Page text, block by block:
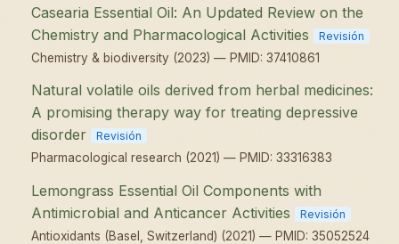
Casearia Essential Oil: An Updated Review on the
Chemistry and Pharmacological Activities
Revisión
Chemistry & biodiversity (2023) — PMID: 37410861
Natural volatile oils derived from herbal medicines:
A promising therapy way for treating depressive
disorder
Revisión
Pharmacological research (2021) — PMID: 33316383
Lemongrass Essential Oil Components with
Antimicrobial and Anticancer Activities
Revisión
Antioxidants (Basel, Switzerland) (2021) — PMID: 35052524